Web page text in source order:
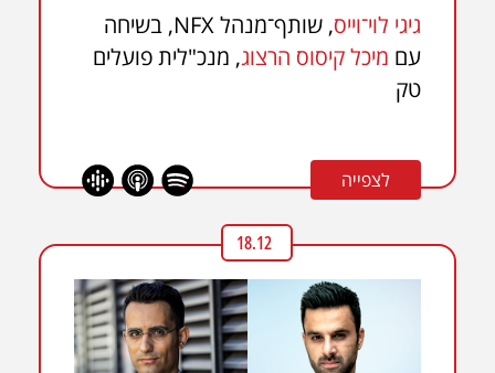
גיגי לוי־וייס
, שותף־מנהל NFX, בשיחה
עם מיכל קיסוס הרצוג, מנכ"לית פועלים
טק
לצפייה
18.12